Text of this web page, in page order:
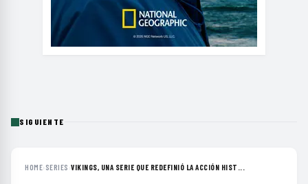
SIGUIENTE
HOME› SERIES ›VIKINGS, UNA SERIE QUE REDEFINIÓ LA ACCIÓN HIST...